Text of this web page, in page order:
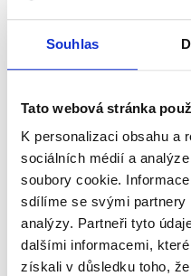
Souhlas
Tato webová stránka
K personalizaci obsahu a
sociálních médií a
soubory cookie.
sdílíme se svými partnery
analýzy. Partneři tyto
dalšími informacemi,
získali v důsledku toho,
shrnutí
Začněte nás
přehled o tom,
nepravdy se
Sociální sítě